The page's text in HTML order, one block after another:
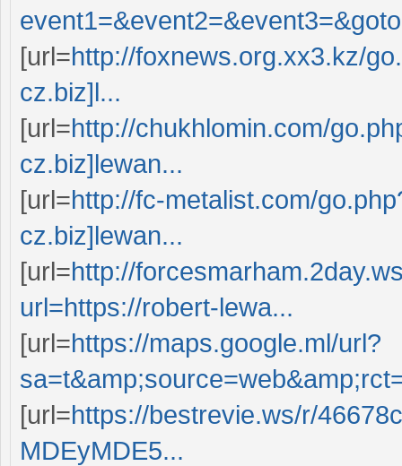
[url=http://foxnews.org.xx3.kz/
cz.biz]l...
[url=http://chukhlomin.com/
cz.biz]lewan...
[url=http://fc-metalist.com/
cz.biz]lewan...
[url=http://
url=https://robert-lewa...
[url=https://maps.google.ml/url?
[url=https://bestrevie.ws/r/
MDEyMDE5...